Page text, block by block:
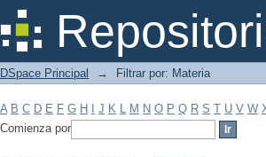
Filtrar por: Materia
DSpace Principal → Filtrar por: Materia
A B C D E F G H J K L M N O P Q R S T U V W
Comienza por